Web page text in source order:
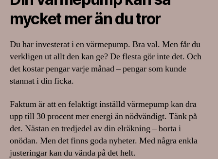
mycket mer än du tror
Du har investerat i en värmepump. Bra val. Men får du
verkligen ut allt den kan ge? De flesta gör inte det. Och
det kostar pengar varje månad – pengar som kunde
stannat i din ficka.
Faktum är att en felaktigt inställd värmepump kan dra
upp till 30 procent mer energi än nödvändigt. Tänk på
det. Nästan en tredjedel av din elräkning – borta i
onödan. Men det finns goda nyheter. Med några enkla
justeringar kan du vända på det helt.